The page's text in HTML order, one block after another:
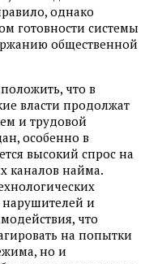
однако
готовности системы
общественной
что в
власти продолжат
и трудовой
особенно в
высокий спрос на
каналов найма.
и
что
на попытки
но и